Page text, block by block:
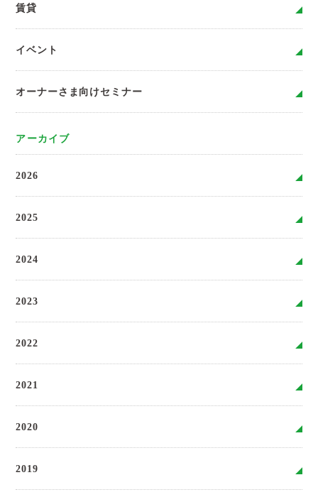
賃貸
イベント
オーナーさま向けセミナー
アーカイブ
2026
2025
2024
2023
2022
2021
2020
2019